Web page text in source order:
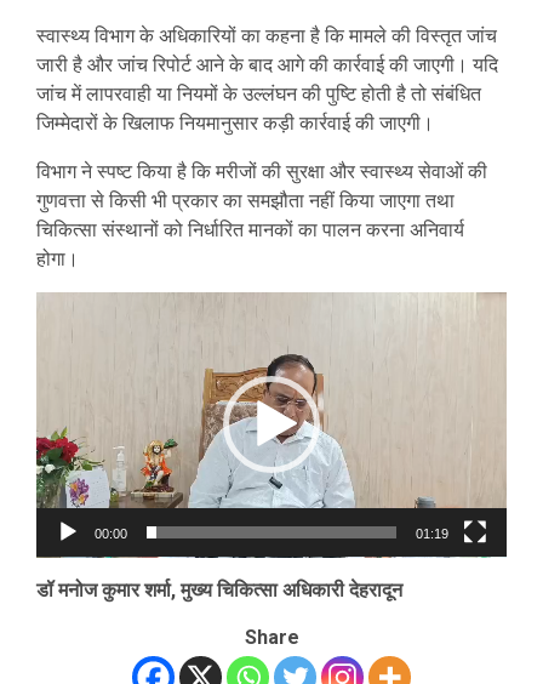
स्वास्थ्य विभाग के अधिकारियों का कहना है कि मामले की विस्तृत जांच
जारी है और जांच रिपोर्ट आने के बाद आगे की कार्रवाई की जाएगी। यदि
जांच में लापरवाही या नियमों के उल्लंघन की पुष्टि होती है तो संबंधित
जिम्मेदारों के खिलाफ नियमानुसार कड़ी कार्रवाई की जाएगी।
विभाग ने स्पष्ट किया है कि मरीजों की सुरक्षा और स्वास्थ्य सेवाओं की
गुणवत्ता से किसी भी प्रकार का समझौता नहीं किया जाएगा तथा
चिकित्सा संस्थानों को निर्धारित मानकों का पालन करना अनिवार्य
होगा।
00:00 01:19
डॉ मनोज कुमार शर्मा, मुख्य चिकित्सा अधिकारी देहरादून
Share